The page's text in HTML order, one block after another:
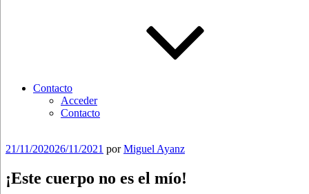
Contacto
Acceder
Contacto
Publicado
21/11/202026/11/2021 porMiguel Ayanz
¡Este cuerpo no es el mío!